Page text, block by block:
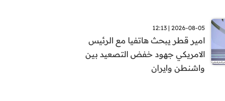
2026-08-05 | 12:13
امير قطر يبحث هاتفيا مع الرئيس
الامريكي جهود خفض التصعيد بين
واشنطن وايران